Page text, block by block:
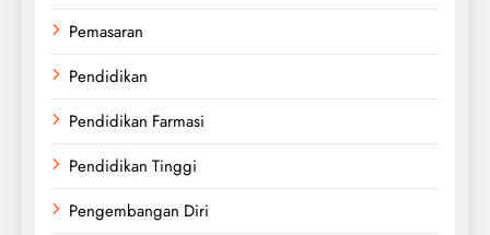
Pemasaran
Pendidikan
Pendidikan Farmasi
Pendidikan Tinggi
Pengembangan Diri